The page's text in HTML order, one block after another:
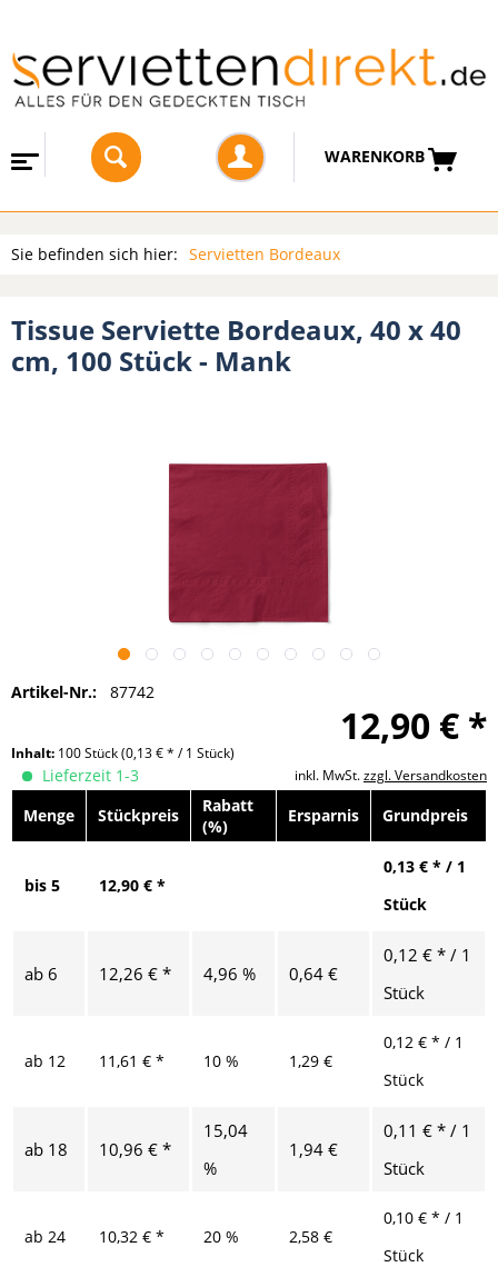
WARENKORB
Sie befinden sich hier: Servietten Bordeaux
Tissue Serviette Bordeaux, 40 x 40
cm, 100 Stück - Mank
Artikel-Nr.: 87742
12,90 € *
Inhalt: 100 Stück(0,13 € * / 1 Stück)
inkl. MwSt.zzgl. Versandkosten
Lieferzeit 1-3
Menge
Stückpreis
Rabatt
(%)
Ersparnis Grundpreis
bis 5 12,90 € *
0,13 € * / 1
Stück
ab 6 12,26 € * 4,96 % 0,64 €
0,12 € * / 1
Stück
ab 12 11,61 € * 10 % 1,29 €
0,12 € * / 1
Stück
ab 18 10,96 € *
15,04
%
1,94 €
0,11 € * / 1
Stück
ab 24 10,32 € * 20 % 2,58 €
0,10 € * / 1
Stück